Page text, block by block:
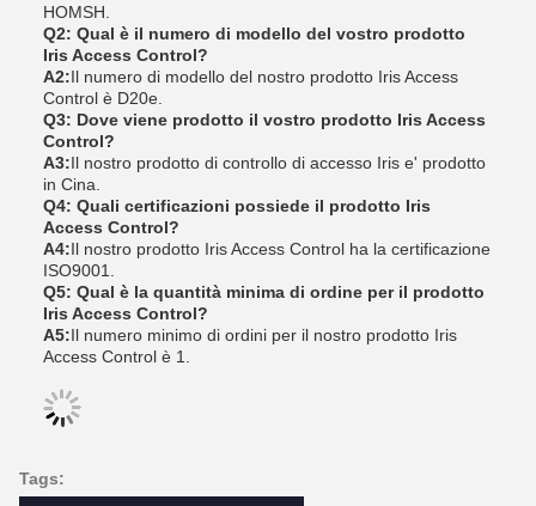
HOMSH.
Q2: Qual è il numero di modello del vostro prodotto
Iris Access Control?
A2:Il numero di modello del nostro prodotto Iris Access
Control è D20e.
Q3: Dove viene prodotto il vostro prodotto Iris Access
Control?
A3:Il nostro prodotto di controllo di accesso Iris e' prodotto
in Cina.
Q4: Quali certificazioni possiede il prodotto Iris
Access Control?
A4:Il nostro prodotto Iris Access Control ha la certificazione
ISO9001.
Q5: Qual è la quantità minima di ordine per il prodotto
Iris Access Control?
A5:Il numero minimo di ordini per il nostro prodotto Iris
Access Control è 1.
Tags: